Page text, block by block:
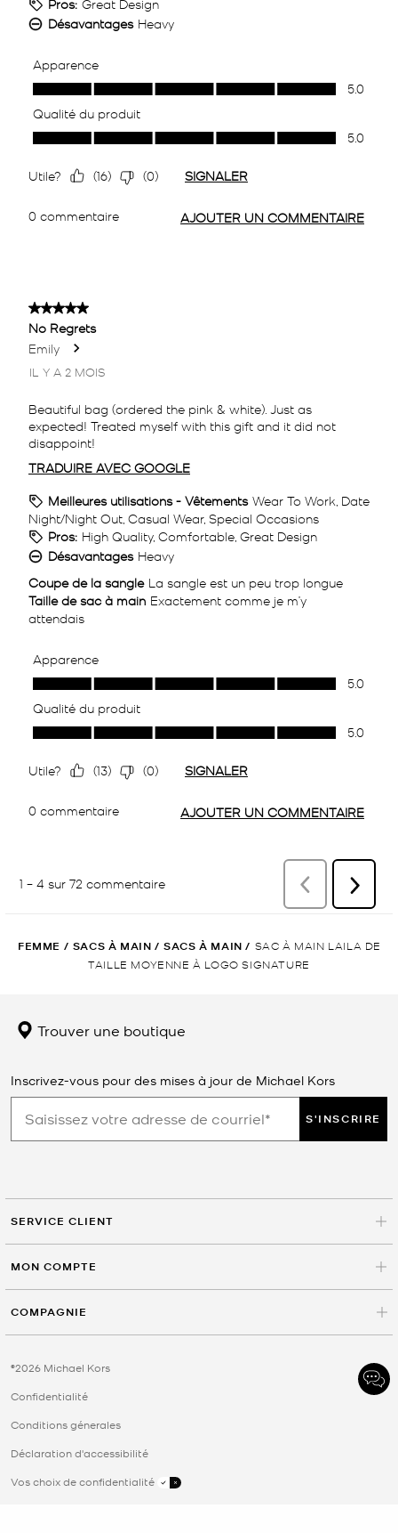
FEMME / SACS À MAIN / SACS À MAIN / SAC À MAIN LAILA DE
TAILLE MOYENNE À LOGO SIGNATURE
Trouver une boutique
Inscrivez-vous pour des mises à jour de Michael Kors
S'INSCRIRE
SERVICE CLIENT
MON COMPTE
COMPAGNIE
©2026 Michael Kors
Confidentialité
Conditions génerales
Déclaration d'accessibilité
Vos choix de confidentialité